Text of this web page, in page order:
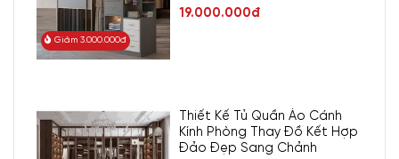
Giảm 3.000.000đ
19.000.000đ
Thiết Kế Tủ Quần Áo Cánh
Kính Phòng Thay Đồ Kết Hợp
Đảo Đẹp Sang Chảnh